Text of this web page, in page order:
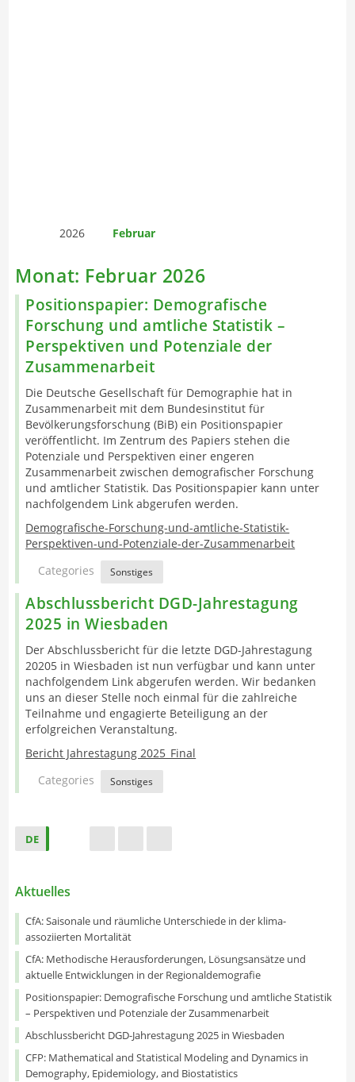
2026 Februar
Monat: Februar 2026
Positionspapier: Demografische
Forschung und amtliche Statistik –
Perspektiven und Potenziale der
Zusammenarbeit
Die Deutsche Gesellschaft für Demographie hat in
Zusammenarbeit mit dem Bundesinstitut für
Bevölkerungsforschung (BiB) ein Positionspapier
veröffentlicht. Im Zentrum des Papiers stehen die
Potenziale und Perspektiven einer engeren
Zusammenarbeit zwischen demografischer Forschung
und amtlicher Statistik. Das Positionspapier kann unter
nachfolgendem Link abgerufen werden.
Demografische-Forschung-und-amtliche-Statistik-
Perspektiven-und-Potenziale-der-Zusammenarbeit
Categories
Sonstiges
Abschlussbericht DGD-Jahrestagung
2025 in Wiesbaden
Der Abschlussbericht für die letzte DGD-Jahrestagung
20205 in Wiesbaden ist nun verfügbar und kann unter
nachfolgendem Link abgerufen werden. Wir bedanken
uns an dieser Stelle noch einmal für die zahlreiche
Teilnahme und engagierte Beteiligung an der
erfolgreichen Veranstaltung.
Bericht Jahrestagung 2025_Final
Categories
Sonstiges
DE
Aktuelles
CfA: Saisonale und räumliche Unterschiede in der klima-
assoziierten Mortalität
CfA: Methodische Herausforderungen, Lösungsansätze und
aktuelle Entwicklungen in der Regionaldemografie
Positionspapier: Demografische Forschung und amtliche Statistik
– Perspektiven und Potenziale der Zusammenarbeit
Abschlussbericht DGD-Jahrestagung 2025 in Wiesbaden
CFP: Mathematical and Statistical Modeling and Dynamics in
Demography, Epidemiology, and Biostatistics